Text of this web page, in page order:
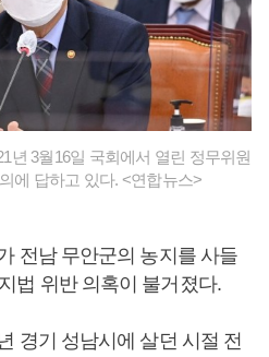
년 3월16일 국회에서 열린 정무위원
에 답하고 있다. <연합뉴스>
전남 무안군의 농지를 사들
법 위반 의혹이 불거졌다.
경기 성남시에 살던 시절 전